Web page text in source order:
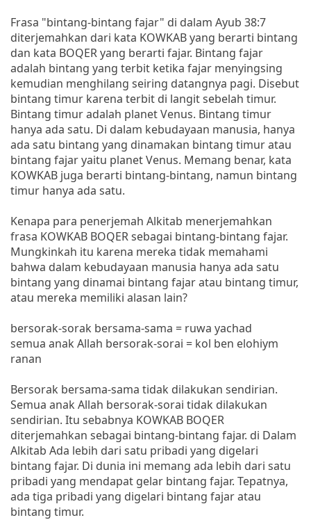
Frasa "bintang-bintang fajar" di dalam Ayub 38:7
diterjemahkan dari kata KOWKAB yang berarti bintang
dan kata BOQER yang berarti fajar. Bintang fajar
adalah bintang yang terbit ketika fajar menyingsing
kemudian menghilang seiring datangnya pagi. Disebut
bintang timur karena terbit di langit sebelah timur.
Bintang timur adalah planet Venus. Bintang timur
hanya ada satu. Di dalam kebudayaan manusia, hanya
ada satu bintang yang dinamakan bintang timur atau
bintang fajar yaitu planet Venus. Memang benar, kata
KOWKAB juga berarti bintang-bintang, namun bintang
timur hanya ada satu.
Kenapa para penerjemah Alkitab menerjemahkan
frasa KOWKAB BOQER sebagai bintang-bintang fajar.
Mungkinkah itu karena mereka tidak memahami
bahwa dalam kebudayaan manusia hanya ada satu
bintang yang dinamai bintang fajar atau bintang timur,
atau mereka memiliki alasan lain?
bersorak-sorak bersama-sama = ruwa yachad
semua anak Allah bersorak-sorai = kol ben elohiym
ranan
Bersorak bersama-sama tidak dilakukan sendirian.
Semua anak Allah bersorak-sorai tidak dilakukan
sendirian. Itu sebabnya KOWKAB BOQER
diterjemahkan sebagai bintang-bintang fajar. di Dalam
Alkitab Ada lebih dari satu pribadi yang digelari
bintang fajar. Di dunia ini memang ada lebih dari satu
pribadi yang mendapat gelar bintang fajar. Tepatnya,
ada tiga pribadi yang digelari bintang fajar atau
bintang timur.